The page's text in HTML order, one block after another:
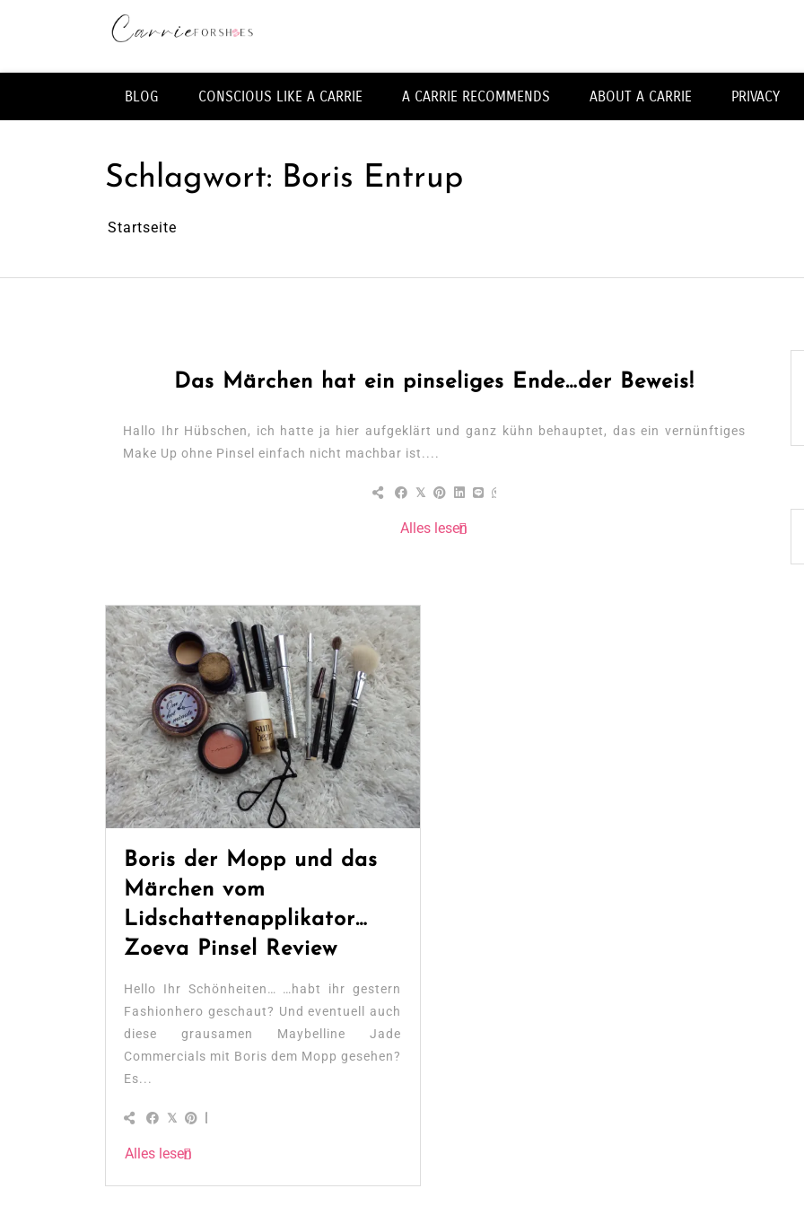
BLOG CONSCIOUS LIKE A CARRIE A CARRIE RECOMMENDS ABOUT A CARRIE PRIVACY
Schlagwort: Boris Entrup
Startseite
Das Märchen hat ein pinseliges Ende…der Beweis!
Hallo Ihr Hübschen, ich hatte ja hier aufgeklärt und ganz kühn behauptet, das ein vernünftiges
Make Up ohne Pinsel einfach nicht machbar ist....
Alles lesen
Boris der Mopp und das
Märchen vom
Lidschattenapplikator…
Zoeva Pinsel Review
Hello Ihr Schönheiten… …habt ihr gestern
Fashionhero geschaut? Und eventuell auch
diese grausamen Maybelline Jade
Commercials mit Boris dem Mopp gesehen?
Es...
Alles lesen